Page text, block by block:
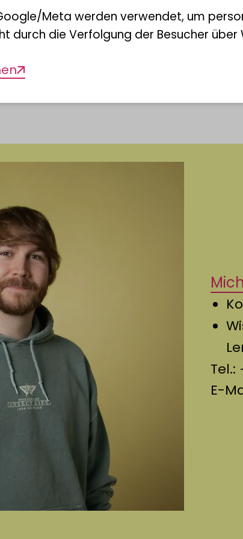
und Beschreibung benutzt. Im
der Ultrastruktur erlaubt.
Tel.:
E-
Meta werden verwendet, um
durch die Verfolgung der Besucher über